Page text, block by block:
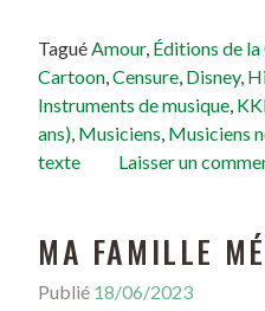
TaguéAmour, Éditions de
Cartoon,Censure, Disney,
Instruments de musique,
ans), Musiciens, Musiciens
texte
Laisser un
MA FAMILLE
Publié 18/06/2023